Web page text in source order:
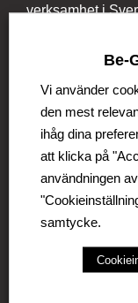
verksamhet i
Be-Ge
Division.
Be-Ge
Be-Ge
Be-Ge
Be-
Vi använder
den mest
ihåg dina
att klicka på
användningen
samtycke.